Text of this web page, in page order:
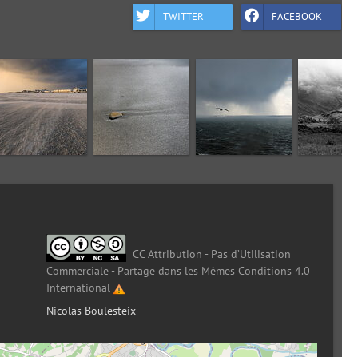
TWITTER FACEBOOK
CC Attribution - Pas d’Utilisation
Commerciale - Partage dans les Mêmes Conditions 4.0
International
Nicolas Boulesteix